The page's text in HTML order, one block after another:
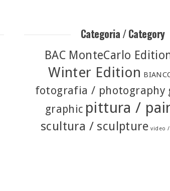
Categoria / Category
BAC MonteCarlo
Winter Edition
fotografia / photography
graphic pittura /
scultura / sculpture video